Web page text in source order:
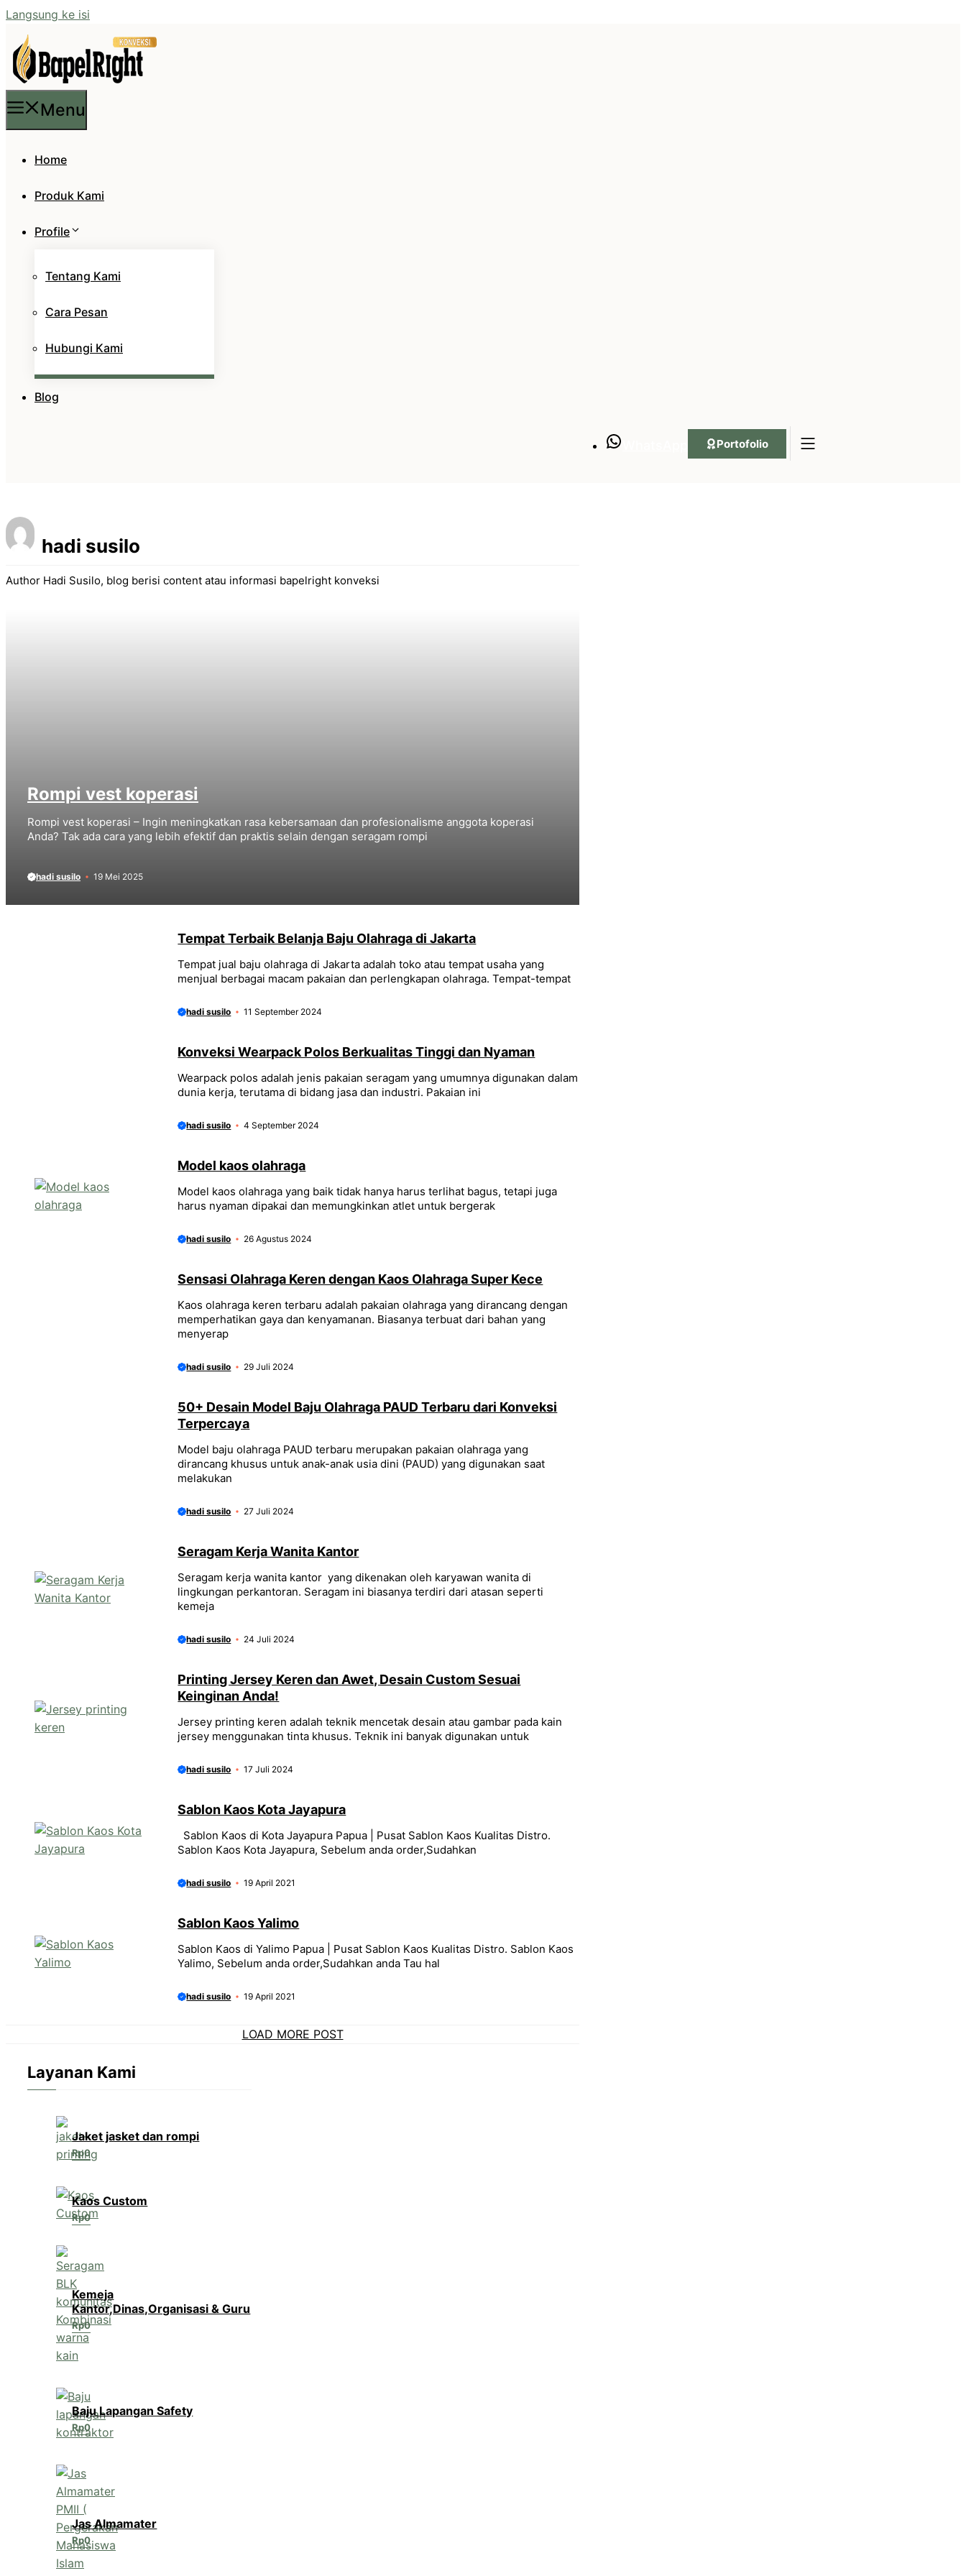
Langsung ke isi
Menu
Home
Produk Kami
Profile
Tentang Kami
Cara Pesan
Hubungi Kami
Blog
Portofolio
hadi susilo
Author Hadi Susilo, blog berisi content atau informasi bapelright konveksi
Rompi vest koperasi
Rompi vest koperasi – Ingin meningkatkan rasa kebersamaan dan profesionalisme anggota koperasi
Anda? Tak ada cara yang lebih efektif dan praktis selain dengan seragam rompi
hadi susilo 19 Mei 2025
Tempat Terbaik Belanja Baju Olahraga di Jakarta
Tempat jual baju olahraga di Jakarta adalah toko atau tempat usaha yang
menjual berbagai macam pakaian dan perlengkapan olahraga. Tempat-tempat
hadi susilo 11 September 2024
Konveksi Wearpack Polos Berkualitas Tinggi dan Nyaman
Wearpack polos adalah jenis pakaian seragam yang umumnya digunakan dalam
dunia kerja, terutama di bidang jasa dan industri. Pakaian ini
hadi susilo 4 September 2024
Model kaos olahraga
Model kaos olahraga yang baik tidak hanya harus terlihat bagus, tetapi juga
harus nyaman dipakai dan memungkinkan atlet untuk bergerak
hadi susilo 26 Agustus 2024
Sensasi Olahraga Keren dengan Kaos Olahraga Super Kece
Kaos olahraga keren terbaru adalah pakaian olahraga yang dirancang dengan
memperhatikan gaya dan kenyamanan. Biasanya terbuat dari bahan yang
menyerap
hadi susilo 29 Juli 2024
50+ Desain Model Baju Olahraga PAUD Terbaru dari Konveksi
Terpercaya
Model baju olahraga PAUD terbaru merupakan pakaian olahraga yang
dirancang khusus untuk anak-anak usia dini (PAUD) yang digunakan saat
melakukan
hadi susilo 27 Juli 2024
Seragam Kerja Wanita Kantor
Seragam kerja wanita kantor yang dikenakan oleh karyawan wanita di
lingkungan perkantoran. Seragam ini biasanya terdiri dari atasan seperti
kemeja
hadi susilo 24 Juli 2024
Printing Jersey Keren dan Awet, Desain Custom Sesuai
Keinginan Anda!
Jersey printing keren adalah teknik mencetak desain atau gambar pada kain
jersey menggunakan tinta khusus. Teknik ini banyak digunakan untuk
hadi susilo 17 Juli 2024
Sablon Kaos Kota Jayapura
Sablon Kaos di Kota Jayapura Papua | Pusat Sablon Kaos Kualitas Distro.
Sablon Kaos Kota Jayapura, Sebelum anda order,Sudahkan
hadi susilo 19 April 2021
Sablon Kaos Yalimo
Sablon Kaos di Yalimo Papua | Pusat Sablon Kaos Kualitas Distro. Sablon Kaos
Yalimo, Sebelum anda order,Sudahkan anda Tau hal
hadi susilo 19 April 2021
LOAD MORE POST
Layanan Kami
Jaket jasket dan rompi
Rp0
Kaos Custom
Rp0
Kemeja
Kantor,Dinas,Organisasi & Guru
Rp0
Baju Lapangan Safety
Rp0
Jas Almamater
Rp0